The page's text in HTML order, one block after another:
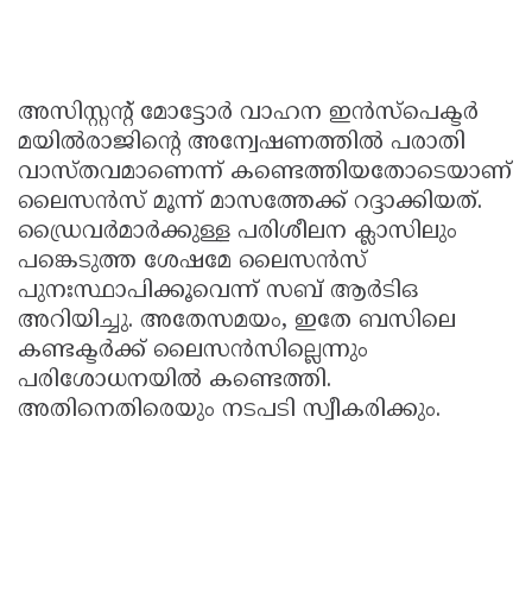
അസിസ്റ്റന്റ് മോട്ടോര്‍ വാഹന ഇന്‍സ്പെക്ടര്‍
മയില്‍രാജിന്റെ അന്വേഷണത്തില്‍ പരാതി
വാസ്തവമാണെന്ന് കണ്ടെത്തിയതോടെയാണ്
ലൈസന്‍സ് മൂന്ന് മാസത്തേക്ക് റദ്ദാക്കിയത്.
ഡ്രൈവര്‍മാര്‍ക്കുള്ള പരിശീലന ക്ലാസിലും
പങ്കെടുത്ത ശേഷമേ ലൈസന്‍സ്
പുനഃസ്ഥാപിക്കൂവെന്ന് സബ് ആര്‍ടിഒ
അറിയിച്ചു. അതേസമയം, ഇതേ ബസിലെ
കണ്ടക്ടര്‍ക്ക് ലൈസന്‍സില്ലെന്നും
പരിശോധനയില്‍ കണ്ടെത്തി.
അതിനെതിരെയും നടപടി സ്വീകരിക്കും.